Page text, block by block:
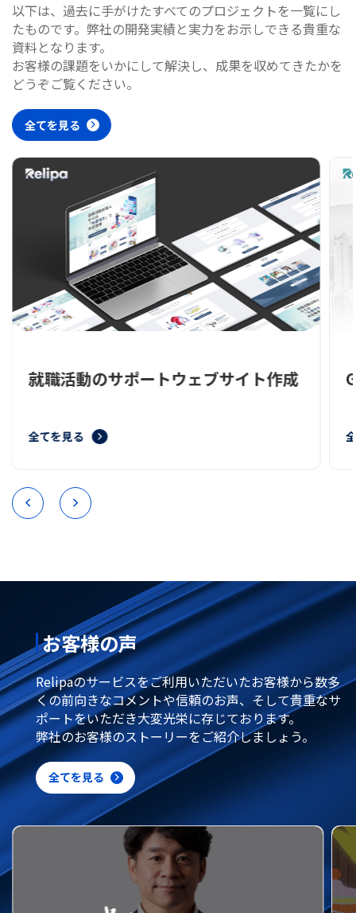
以下は、過去に手がけたすべてのプロジェクトを一覧にし
たものです。弊社の開発実績と実力をお示しできる貴重な
資料となります。
お客様の課題をいかにして解決し、成果を収めてきたかを
どうぞご覧ください。
全てを見る
イト作成 GATE：不動産投資調査システ
お客様の声
Relipaのサービスをご利用いただいたお客様から数多
くの前向きなコメントや信頼のお声、そして貴重なサ
ポートをいただき大変光栄に存じております。
弊社のお客様のストーリーをご紹介しましょう。
全てを見る